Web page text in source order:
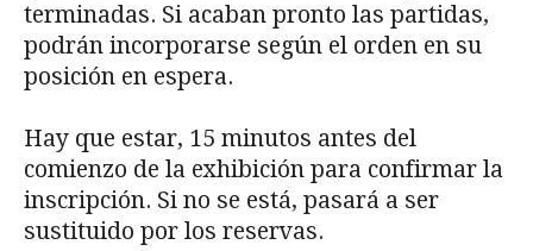
terminadas. Si acaban pronto las partidas,
podrán incorporarse según el orden en su
posición en espera.
Hay que estar, 15 minutos antes del
comienzo de la exhibición para confirmar la
inscripción. Si no se está, pasará a ser
sustituido por los reservas.